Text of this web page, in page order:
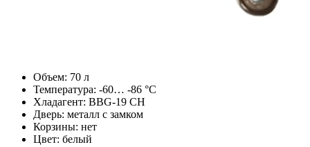
Объем: 70 л
Температура: -60… -86 °C
Хладагент: BBG-19 CH
Дверь: металл с замком
Корзины: нет
Цвет: белый